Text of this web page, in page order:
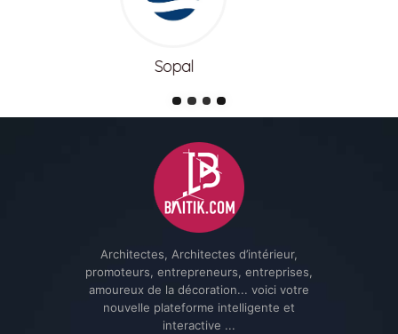
Meuble lina
Architectes, Architectes d’intérieur,
promoteurs, entrepreneurs, entreprises,
amoureux de la décoration... voici votre
nouvelle plateforme intelligente et
interactive ...